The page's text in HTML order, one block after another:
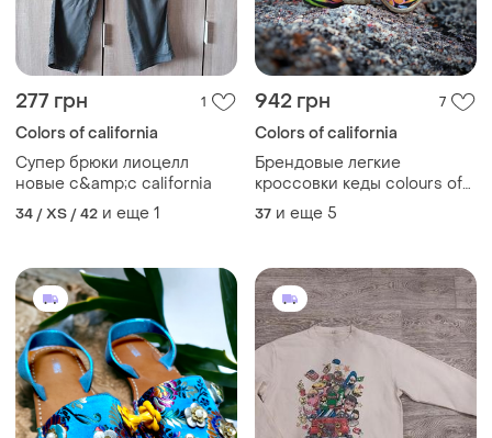
277 грн 1
Colors of california
Супер брюки лиоцелл
новые c&amp;c california
34 / XS / 42 и еще 1
942 грн 7
Colors of california
Брендовые легкие
кроссовки кеды colours of
california цветы
37 и еще 5